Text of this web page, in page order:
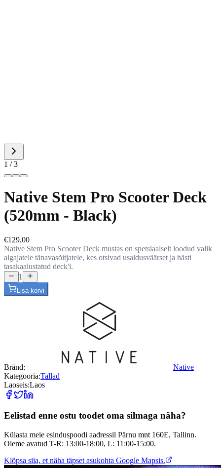
1 / 3
Native Stem Pro Scooter Deck
(520mm - Black)
€129,00
Native Stem Pro Scooter Deck mustas on spetsiaalselt loodud valik
algajatele tänavasõitjatele, kes otsivad usaldusväärset ja hästi
tasakaalustatud deck'i.
1
Lisa korvi
Bränd:
Native
Kategooria:Tallad
Laoseis:Laos
Eelistad enne ostu toodet oma silmaga näha?
Külasta meie esinduspoodi aadressil Pärnu mnt 160E, Tallinn.
Oleme avatud T-R: 13:00-18:00, L: 11:00-15:00.
Klõpsa siia, et näha täpset asukohta Google Mapsis.